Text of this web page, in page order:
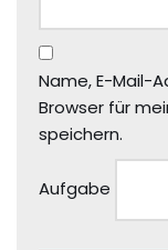
Name, E-Mail-
Browser für
speichern.
Aufgabe